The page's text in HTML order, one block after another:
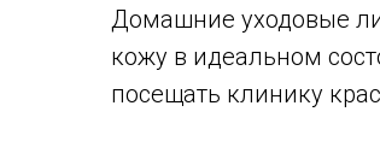
Домашние уходовые
кожу в идеальном
посещать клинику